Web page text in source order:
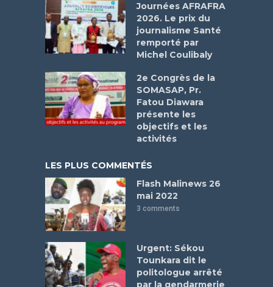
Journées AFRAFRA
2026. Le prix du
journalisme Santé
remporté par
Michel Coulibaly
2e Congrès de la
SOMASAP, Pr.
Fatou Diawara
présente les
objectifs et les
activités
LES PLUS COMMENTÉS
Flash Malinews 26
mai 2022
3 comments
Urgent: Sékou
Tounkara dit le
politologue arrêté
par la gendarmerie